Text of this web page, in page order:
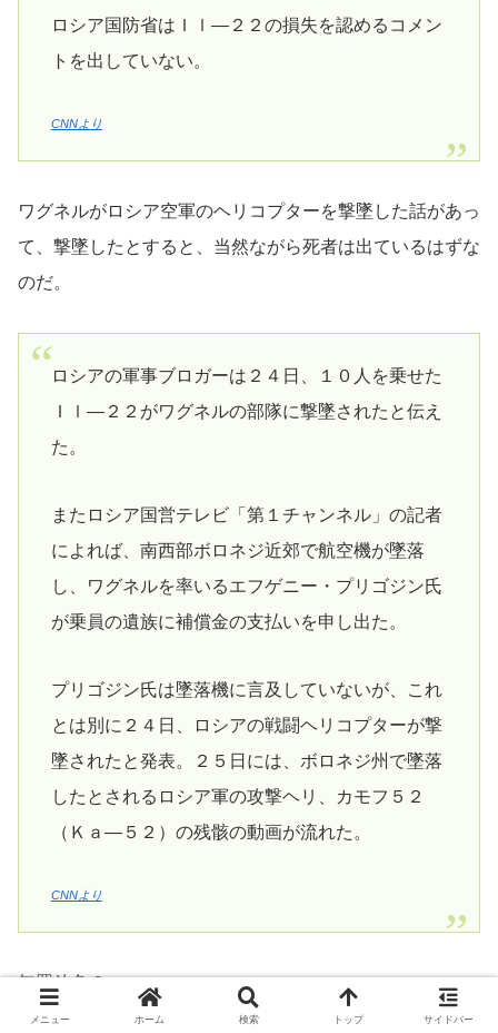
ロシア国防省はＩｌ―２２の損失を認めるコメン
トを出していない。
CNNより
ワグネルがロシア空軍のヘリコプターを撃墜した話があっ
て、撃墜したとすると、当然ながら死者は出ているはずな
のだ。
ロシアの軍事ブロガーは２４日、１０人を乗せた
Ｉｌ―２２がワグネルの部隊に撃墜されたと伝え
た。
またロシア国営テレビ「第１チャンネル」の記者
によれば、南西部ボロネジ近郊で航空機が墜落
し、ワグネルを率いるエフゲニー・プリゴジン氏
が乗員の遺族に補償金の支払いを申し出た。
プリゴジン氏は墜落機に言及していないが、これ
とは別に２４日、ロシアの戦闘ヘリコプターが撃
墜されたと発表。２５日には、ボロネジ州で墜落
したとされるロシア軍の攻撃ヘリ、カモフ５２
（Ｋａ―５２）の残骸の動画が流れた。
CNNより
無罪放免？
メニュー ホーム 検索 トップ サイドバー